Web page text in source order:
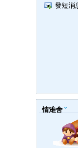
發短消
情难舍